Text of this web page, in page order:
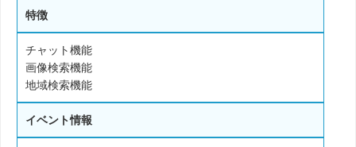
特徴
チャット機能
画像検索機能
地域検索機能
イベント情報